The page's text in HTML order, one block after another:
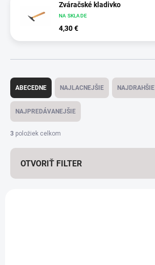
Zváračské kladivko
NA SKLADE
4,30 €
Radenie produktov
ABECEDNE NAJLACNEJŠIE NAJDRAHŠIE
NAJPREDÁVANEJŠIE
3 položiek celkom
OTVORIŤ FILTER